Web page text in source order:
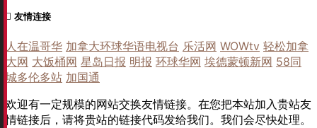
友情连接
人在温哥华 加拿大环球华语电视台 乐活网 WOWtv 轻松加拿
大网 大饭桶网 星岛日报 明报 环球华网 埃德蒙顿新网 58同
城多伦多站 加国通
欢迎有一定规模的网站交换友情链接。在您把本站加入贵站友
情链接后，请将贵站的链接代码发给我们。我们会尽快处理。